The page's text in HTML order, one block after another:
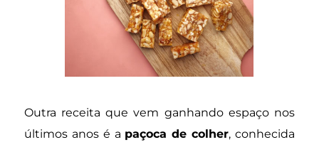
Outra receita que vem ganhando espaço nos
últimos anos é a paçoca de colher, conhecida